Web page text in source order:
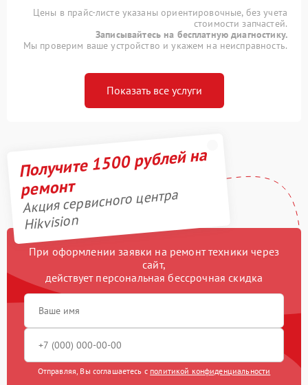
Цены в прайс-листе указаны ориентировочные, без учета
стоимости запчастей.
Записывайтесь на бесплатную диагностику.
Мы проверим ваше устройство и укажем на неисправность.
Показать все услуги
Получите 1500 рублей на
ремонт
Акция сервисного центра
Hikvision
При оформлении заявки на ремонт техники через
сайт,
действует персональная бессрочная скидка
Отправляя, Вы соглашаетесь с политикой конфиденциальности